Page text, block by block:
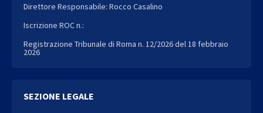
Direttore Responsabile: Rocco Casalino
Iscrizione ROC n.:
Registrazione Tribunale di Roma n. 12/2026 del 18 febbraio
2026
SEZIONE LEGALE